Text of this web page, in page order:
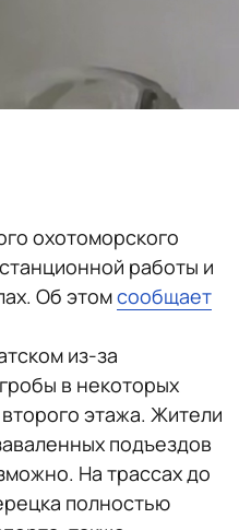
охотоморского
работы и
Об этомсообщает
из-за
в некоторых
этажа. Жители
подъездов
На трассах до
полностью